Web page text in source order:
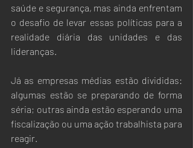
saúde e segurança, mas ainda enfrentam
o desafio de levar essas políticas para a
realidade diária das unidades e das
lideranças.
Já as empresas médias estão divididas:
algumas estão se preparando de forma
séria; outras ainda estão esperando uma
fiscalização ou uma ação trabalhista para
reagir.